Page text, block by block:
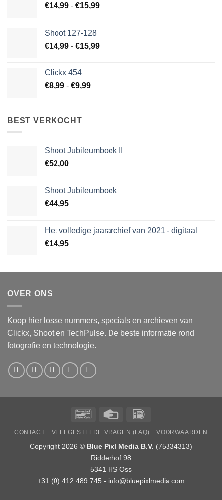
€14,99 - €15,99Prijsklasse:
Shoot 127-128
€14,99 - €15,99Prijsklasse:
Clickx 454
€8,99 - €9,99Prijsklasse:
BEST VERKOCHT
Shoot Jubileumboek II
€52,00
Shoot Jubileumboek
€44,95
Het volledige jaararchief van 2021 - digitaal
€14,95
OVER ONS
Koop hier losse nummers, specials en archieven van
Clickx, Shoot en TechPulse. De beste informatie rond
fotografie en technologie.
BancontactCredit
CONTACT VEELGESTELDE VRAGEN (FAQ) VOORWAARDEN
Copyright 2026 © Blue Pixl Media B.V. (75334313)
Ridderhof 98
5341 HS Oss
+31 (0) 412 489 745 - info@bluepixlmedia.com